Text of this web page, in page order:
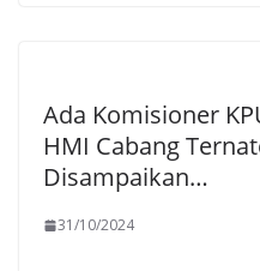
Ada Komisioner
HMI Cabang
Disampaikan…
31/10/2024